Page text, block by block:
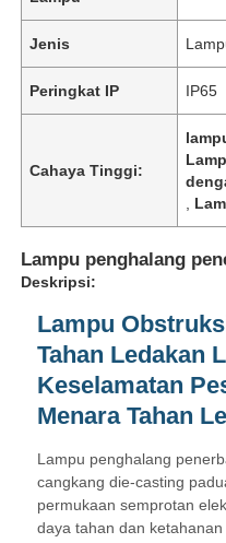
Jenis
Peringkat IP IP65
Cahaya Tinggi:
Lampu penghalang
Deskripsi:
Lampu
Tahan Ledakan
Keselamatan
Menara Tahan
Lampu penghalang
cangkang die-casting
permukaan semprotan
daya tahan dan ketahanan